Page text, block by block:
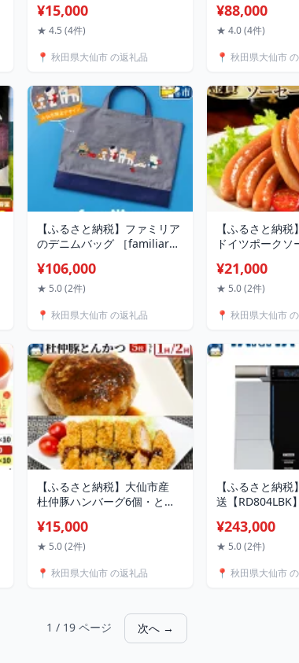
／3個セット
¥15,000
★ 4.5 (4件)
📍 秋田県大仙市 の返礼品
ル【メタリック
タリックブルー
¥88,000
★ 4.0 (4件)
📍 秋田県大仙市
【ふるさと納税】ファミリア
のデニムバッグ ［familiar］
ん 孫 ギフト プレゼント お祝
い 秋田犬 トートバッグ マザ
ク シンプル ギンガムチェッ
用]
¥106,000
★ 5.0 (2件)
📍 秋田県大仙市 の返礼品
【ふるさと納
ドイツポークソ
ークソーセージ
豚肉 肉 5個 セッ
¥21,000
★ 5.0 (2件)
📍 秋田県大仙市
【ふるさと納税】大仙市産
杜仲豚ハンバーグ6個・とん
回数［1〜2回 定期便］【長
沼商店】
¥15,000
★ 5.0 (2件)
📍 秋田県大仙市 の返礼品
【ふるさと納
送【RD804LBK
キャンデュアル
¥243,000
★ 5.0 (2件)
📍 秋田県大仙市
1 / 19 ページ 次へ →